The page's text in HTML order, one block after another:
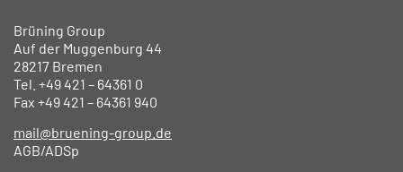
Brüning Group
Auf der Muggenburg 44
28217 Bremen
Tel. +49421 – 64361 0
Fax +49421 – 64361 940
mail@bruening-group.de
AGB/ADSp